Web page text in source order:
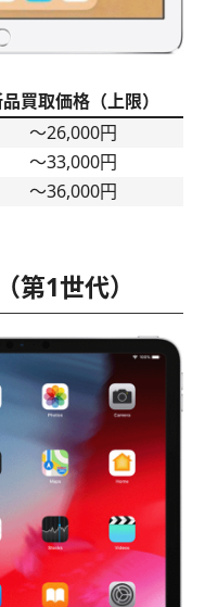
買取価格（上限）
〜26,000円
〜33,000円
〜36,000円
1世代）